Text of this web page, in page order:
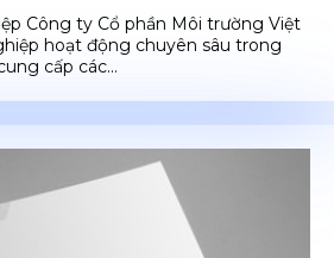
Công ty Cổ phần Môi trường Việt
hoạt động chuyên sâu trong
cấp các...